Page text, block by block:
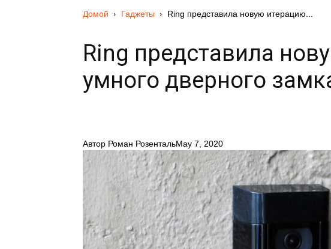
Домой Гаджеты Ring представила новую итерацию...
Ring представила
умного дверного
Автор Роман РозентальMay 7, 2020